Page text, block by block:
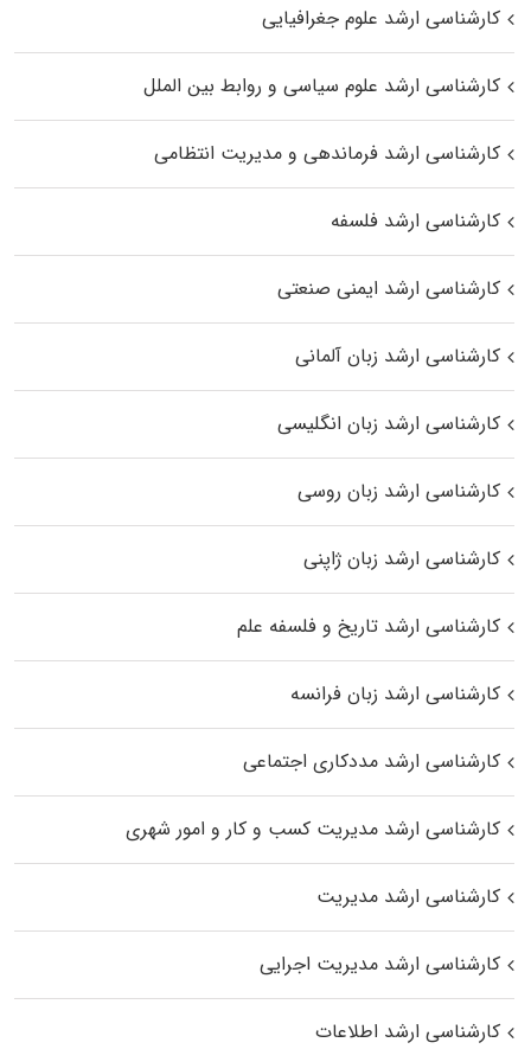
کارشناسی ارشد علوم جغرافیایی
کارشناسی ارشد علوم سیاسی و روابط بین الملل
کارشناسی ارشد فرماندهی و مدیریت انتظامی
کارشناسی ارشد فلسفه
کارشناسی ارشد ایمنی صنعتی
کارشناسی ارشد زبان آلمانی
کارشناسی ارشد زبان انگلیسی
کارشناسی ارشد زبان روسی
کارشناسی ارشد زبان ژاپنی
کارشناسی ارشد تاریخ و فلسفه علم
کارشناسی ارشد زبان فرانسه
کارشناسی ارشد مددکاری اجتماعی
کارشناسی ارشد مدیریت کسب و کار و امور شهری
کارشناسی ارشد مدیریت
کارشناسی ارشد مدیریت اجرایی
کارشناسی ارشد اطلاعات